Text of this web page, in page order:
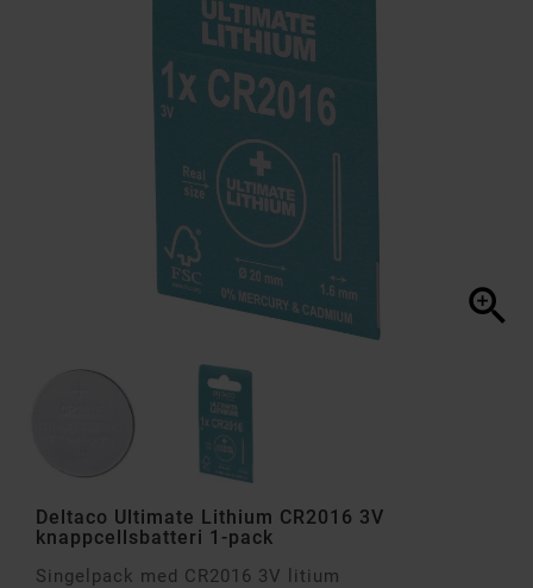

Deltaco Ultimate Lithium CR2016 3V
knappcellsbatteri 1-pack
Singelpack med CR2016 3V litium